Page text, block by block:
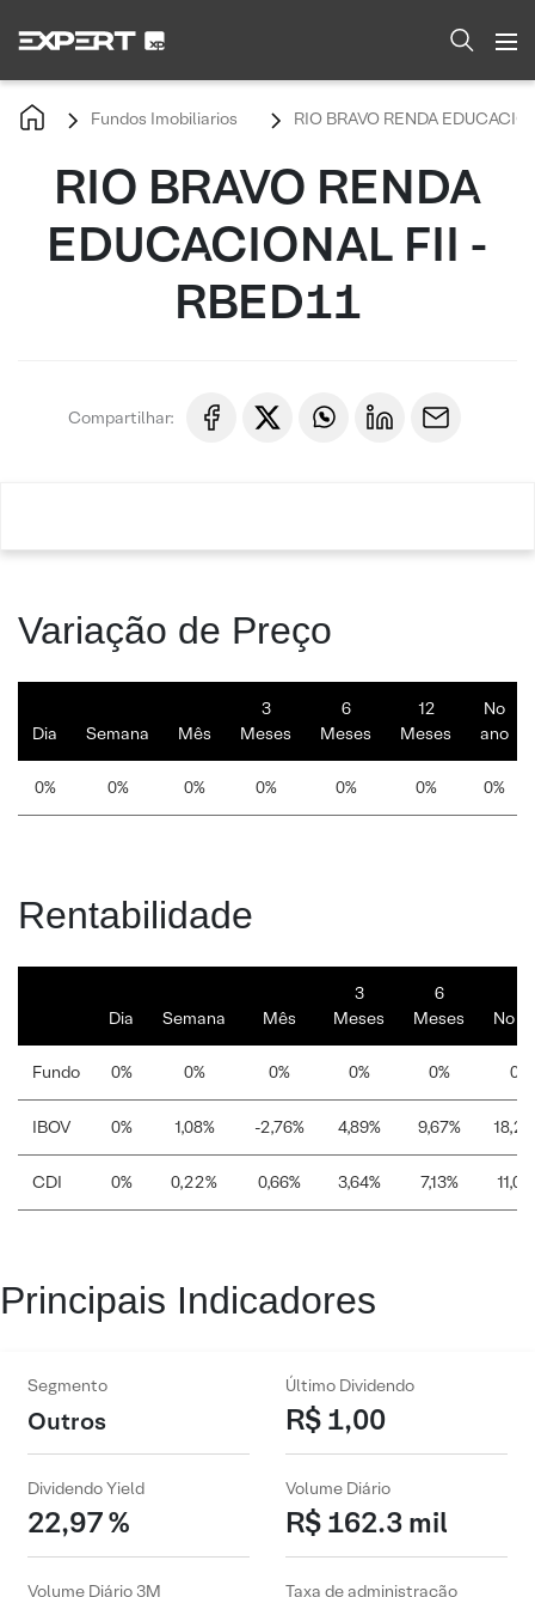
Fundos Imobiliarios RIO BRAVO RENDA
RIO BRAVO RENDA
EDUCACIONAL FII -
RBED11
Compartilhar:
Variação de Preço
Dia Semana Mês
3
Meses
6
Meses
12
Meses
No
ano
0% 0% 0% 0% 0% 0% 0%
Rentabilidade
Dia Semana Mês
3
Meses
6
Meses
No
Fundo 0% 0% 0% 0% 0% 0%
IBOV 0% 1,08% -2,76% 4,89% 9,67%
CDI 0% 0,22% 0,66% 3,64% 7,13%
Principais Indicadores
Segmento
Outros
Último Dividendo
R$ 1,00
Dividendo Yield
22,97 %
Volume Diário
R$ 162.3 mil
Volume Diário 3M Taxa de administração